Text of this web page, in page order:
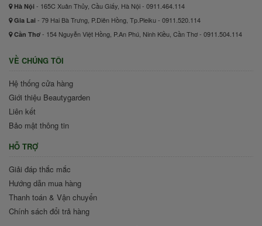
Hà Nội - 165C Xuân Thủy, Cầu Giấy, Hà Nội - 0911.464.114
Gia Lai - 79 Hai Bà Trưng, P.Diên Hồng, Tp.Pleiku - 0911.520.114
Cần Thơ - 154 Nguyễn Việt Hồng, P.An Phú, Ninh Kiều, Cần Thơ - 0911.504.114
VỀ CHÚNG TÔI
Hệ thống cửa hàng
Giới thiệu Beautygarden
Liên kết
Bảo mật thông tin
HỖ TRỢ
Giải đáp thắc mắc
Hướng dẫn mua hàng
Thanh toán & Vận chuyển
Chính sách đổi trả hàng